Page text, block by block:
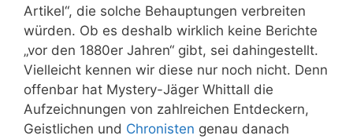
Artikel“, die solche Behauptungen verbreiten
würden. Ob es deshalb wirklich keine Berichte
„vor den 1880er Jahren“ gibt, sei dahingestellt.
Vielleicht kennen wir diese nur noch nicht. Denn
offenbar hat Mystery-Jäger Whittall die
Aufzeichnungen von zahlreichen Entdeckern,
Geistlichen und Chronisten genau danach